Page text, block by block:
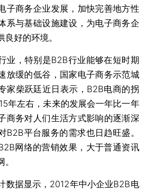
子商务企业发展，加快完善地方性
系与基础设施建设，为电子商务企
良好的环境。
，特别是B2B行业能够在短时期
放缓的低谷，国家电子商务示范城
家柴跃廷近日表示，B2B电商的拐
年左右，未来的发展会一年比一年
商务对人们生活方式影响的逐渐深
B2B平台服务的需求也日趋旺盛。
网络的营销效果，大于普通资讯
据显示，2012年中小企业B2B电